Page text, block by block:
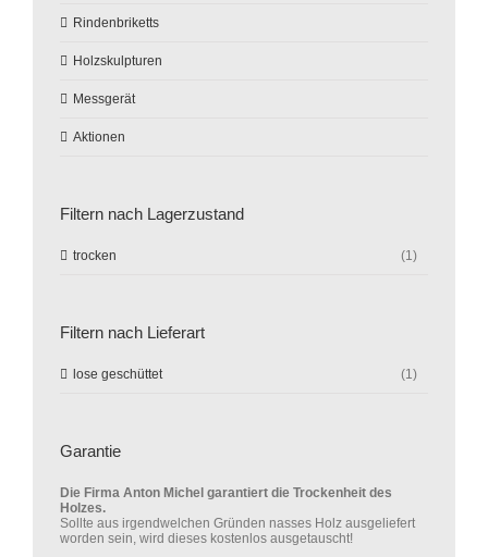
Rindenbriketts
Holzskulpturen
Messgerät
Aktionen
Filtern nach Lagerzustand
trocken (1)
Filtern nach Lieferart
lose geschüttet (1)
Garantie
Die Firma Anton Michel garantiert die Trockenheit des
Holzes.
Sollte aus irgendwelchen Gründen nasses Holz ausgeliefert
worden sein, wird dieses kostenlos ausgetauscht!